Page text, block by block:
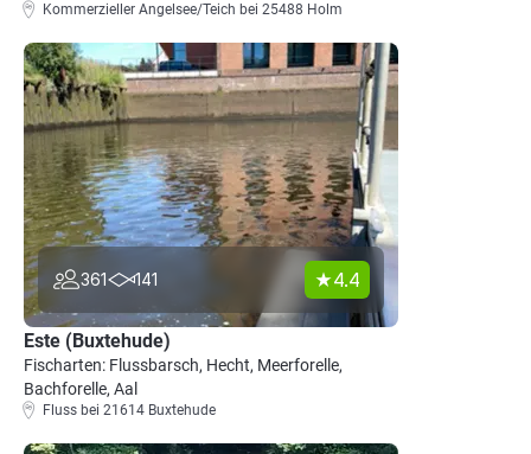
Kommerzieller Angelsee/Teich bei 25488 Holm
361 141 4.4
Este (Buxtehude)
Fischarten: Flussbarsch, Hecht, Meerforelle,
Bachforelle, Aal
Fluss bei 21614 Buxtehude